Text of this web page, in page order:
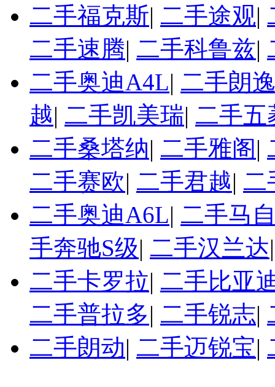
二手福克斯| 二手途观|
二手速腾| 二手科鲁兹|
二手奥迪A4L| 二手朗
越| 二手凯美瑞| 二手五
二手桑塔纳| 二手雅阁|
二手赛欧| 二手君越| 二
二手奥迪A6L| 二手马
手奔驰S级| 二手汉兰达
二手卡罗拉| 二手比亚
二手普拉多| 二手锐志|
二手朗动| 二手迈锐宝|